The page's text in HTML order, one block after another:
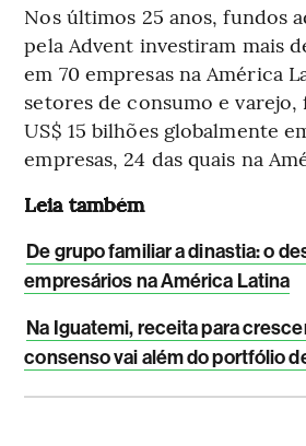
Nos últimos 25 anos, fundos
pela Advent investiram mais
em 70 empresas na América
setores de consumo e
US$ 15 bilhões globalmente
empresas, 24 das quais na
Leia também
De grupo familiar a dinastia: o
empresários na América Latina
Na Iguatemi, receita para
consenso vai além do portfólio